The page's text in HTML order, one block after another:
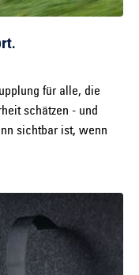
für alle, die
schätzen - und
sichtbar ist, wenn